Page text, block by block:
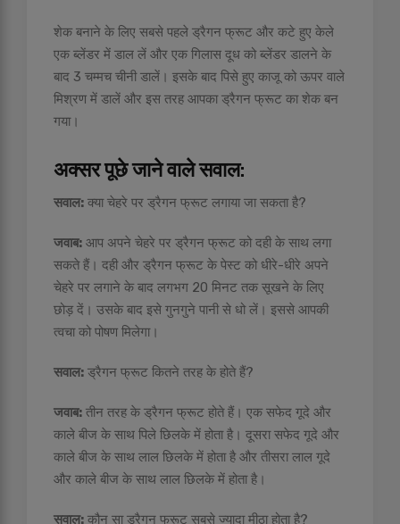
शेक बनाने के लिए सबसे पहले ड्रैगन फ्रूट और कटे हुए केले
एक ब्लेंडर में डाल लें और एक गिलास दूध को ब्लेंडर डालने के
बाद 3 चम्मच चीनी डालें। इसके बाद पिसे हुए काजू को ऊपर वाले
मिश्रण में डालें और इस तरह आपका ड्रैगन फ्रूट का शेक बन
गया।
अक्सर पूछे जाने वाले सवाल:
सवाल: क्या चेहरे पर ड्रैगन फ्रूट लगाया जा सकता है?
जवाब: आप अपने चेहरे पर ड्रैगन फ्रूट को दही के साथ लगा
सकते हैं। दही और ड्रैगन फ्रूट के पेस्ट को धीरे-धीरे अपने
चेहरे पर लगाने के बाद लगभग 20 मिनट तक सूखने के लिए
छोड़ दें। उसके बाद इसे गुनगुने पानी से धो लें। इससे आपकी
त्वचा को पोषण मिलेगा।
सवाल: ड्रैगन फ्रूट कितने तरह के होते हैं?
जवाब: तीन तरह के ड्रैगन फ्रूट होते हैं। एक सफेद गूदे और
काले बीज के साथ पिले छिलके में होता है। दूसरा सफेद गूदे और
काले बीज के साथ लाल छिलके में होता है और तीसरा लाल गूदे
और काले बीज के साथ लाल छिलके में होता है।
सवाल: कौन सा ड्रैगन फ्रूट सबसे ज्यादा मीठा होता है?